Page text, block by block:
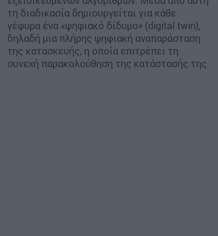
τη διαδικασία δημιουργείται για κάθε
γέφυρα ένα «ψηφιακό δίδυμο» (digital twin),
δηλαδή μια πλήρης ψηφιακή αναπαράσταση
της κατασκευής, η οποία επιτρέπει τη
συνεχή παρακολούθηση της κατάστασής της.